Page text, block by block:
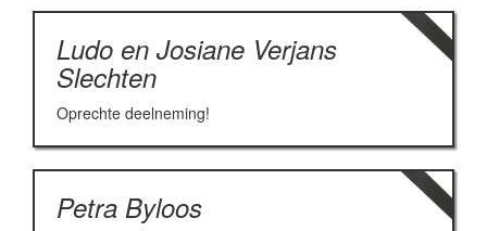
Ludo en Josiane Verjans
Slechten
Oprechte deelneming!
Petra Byloos